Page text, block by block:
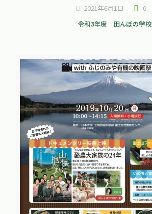
2021年6月1日
0
令和3年度 田んぼの学校